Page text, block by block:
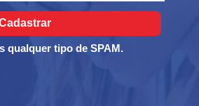
qualquer tipo de SPAM.